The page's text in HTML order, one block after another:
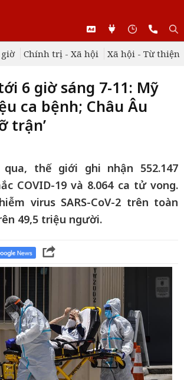
giờ Chính trị - Xã hội Xã hội - Từ thiện
6 giờ sáng 7-11: Mỹ
ca bệnh; Châu Âu
trận’
thế giới ghi nhận 552.147
COVID-19 và 8.064 ca tử vong.
virus SARS-CoV-2 trên toàn
49,5 triệu người.